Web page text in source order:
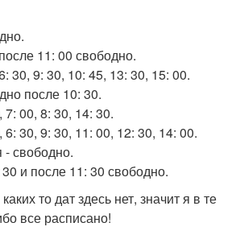
11: 00 свободно.
30, 9: 30, 10: 45, 13: 30, 15: 00.
после 10: 30.
7: 00, 8: 30, 14: 30.
6: 30, 9: 30, 11: 00, 12: 30, 14: 00.
- свободно.
и после 11: 30 свободно.
то дат здесь нет, значит я в те
все расписано!